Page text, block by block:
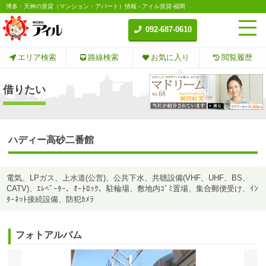
博多・天神の賃貸（マンション・アパート）情報 - アイル賃貸-福岡
092-687-0610
エリア検索 路線検索 お気に入り 閲覧履歴
借りたい
ハディー高砂二番館
電気、LPガス、上水道(公営)、公共下水、共聴設備(VHF、UHF、BS、
CATV)、ｴﾚﾍﾞｰﾀｰ、ｵｰﾄﾛｯｸ、駐輪場、敷地内ｺﾞﾐ置場、集合郵便受け、ｲﾝ
ﾀｰﾈｯﾄ接続設備、防犯ｶﾒﾗ
フォトアルバム